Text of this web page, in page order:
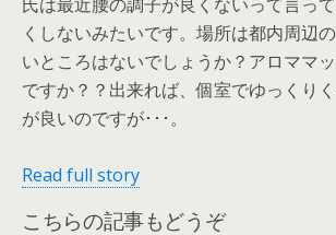
くしないみたいです。場所は都内周辺
いところはないでしょうか？アロママ
ですか？？出来れば、個室でゆっくり
が良いのですが･･･。
Read full story
こちらの記事もどうぞ